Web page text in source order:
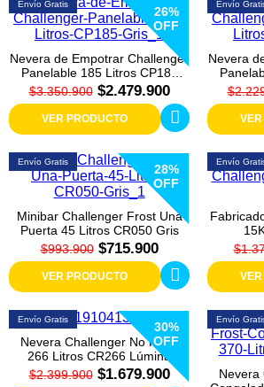
Colchones
Cocina
Tecnología
ElectroHogar
Sonido
Combos
Herramientas
Cuidado
Personal
Accesorios
Envío Gratis
26%
OFF
Nevera de Empotrar Challenger
Panelable 185 Litros CP185
Gris
$3.350.900 $2.479.900
VER PRODUCTO
Envío
Nevera
Envío Gratis
28%
OFF
Minibar Challenger Frost Una
Puerta 45 Litros CR050 Gris
$993.900 $715.900
VER PRODUCTO
Envío
Envío Gratis
30%
OFF
Nevera Challenger No Frost
266 Litros CR266 Lúmina
$2.399.900 $1.679.900
Envío
Nevera